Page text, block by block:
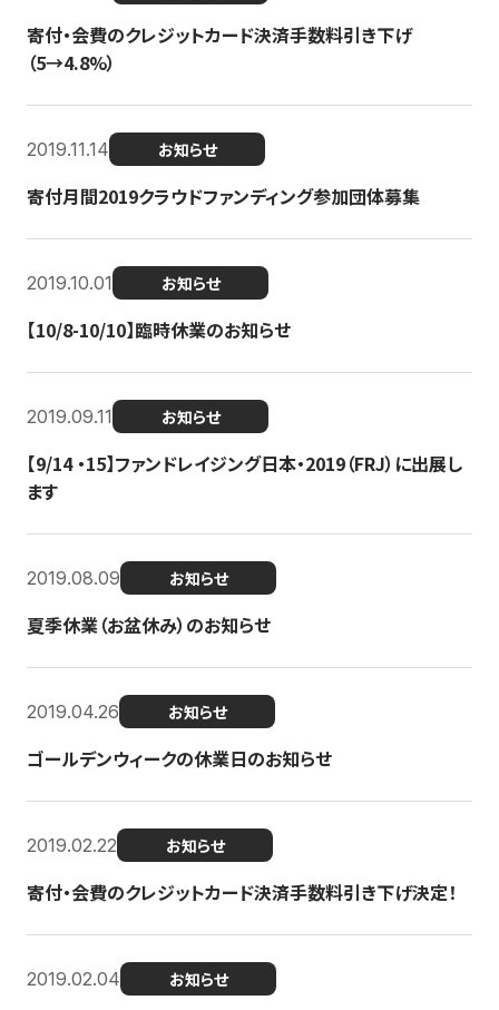
寄付・会費のクレジットカード決済手数料引き下げ
（5→4.8%）
2019.11.14 お知らせ
寄付月間2019クラウドファンディング参加団体募集
2019.10.01 お知らせ
【10/8-10/10】臨時休業のお知らせ
2019.09.11 お知らせ
【9/14 ・15】ファンドレイジング日本・2019（FRJ）に出展し
ます
2019.08.09 お知らせ
夏季休業（お盆休み）のお知らせ
2019.04.26 お知らせ
ゴールデンウィークの休業日のお知らせ
2019.02.22 お知らせ
寄付・会費のクレジットカード決済手数料引き下げ決定！
2019.02.04 お知らせ